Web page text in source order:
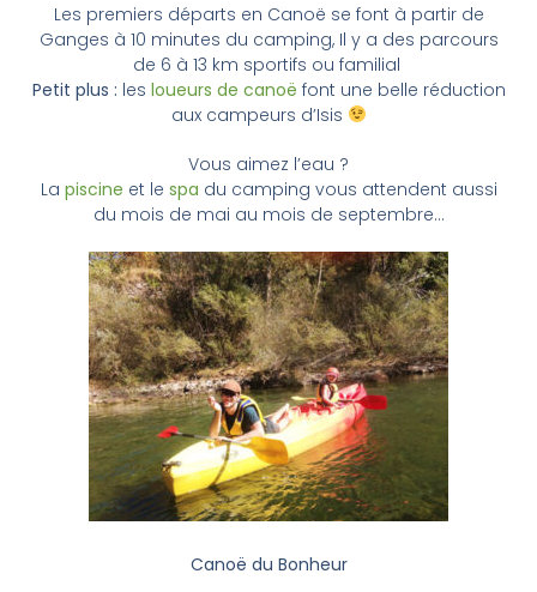
Les premiers départs en Canoë se font à partir de
Ganges à 10 minutes du camping, Il y a des parcours
de 6 à 13 km sportifs ou familial
Petit plus : les loueurs de canoë font une belle réduction
aux campeurs d’Isis
Vous aimez l’eau ?
La piscine et le spa du camping vous attendent aussi
du mois de mai au mois de septembre…
Canoë du Bonheur